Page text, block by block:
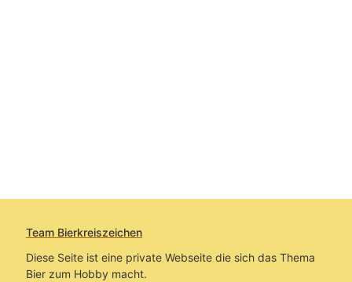
Team Bierkreiszeichen
Diese Seite ist eine private Webseite die sich das Thema
Bier zum Hobby macht.